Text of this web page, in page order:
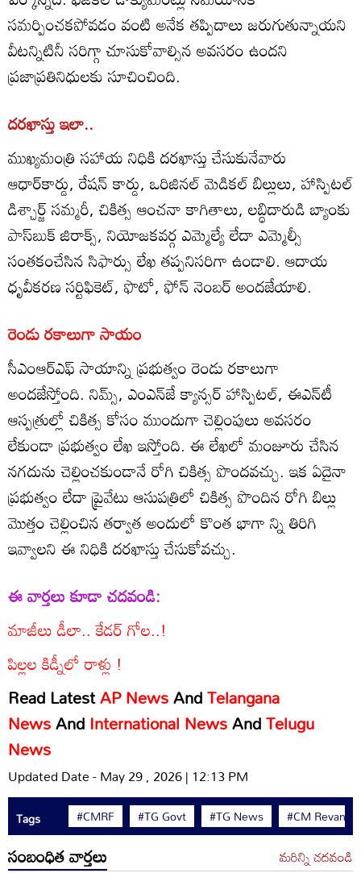
సమర్పించకపోవడం వంటి అనేక తప్పిదాలు జరుగుతున్నాయని
వీటన్నిటినీ సరిగ్గా చూసుకోవాల్సిన అవసరం ఉందని
ప్రజాప్రతినిధులకు సూచించింది.
దరఖాస్తు ఇలా..
ముఖ్యమంత్రి సహాయ నిధికి దరఖాస్తు చేసుకునేవారు
ఆధార్‌కార్డు, రేషన్‌ కార్డు, ఒరిజినల్‌ మెడికల్‌ బిల్లులు, హాస్పిటల్‌
డిశ్చార్జ్‌ సమ్మరీ, చికిత్స ఆంచనా కాగితాలు, లబ్ధిదారుడి బ్యాంకు
పాస్‌బుక్‌ జిరాక్స్‌, నియోజకవర్గ ఎమ్మెల్యే లేదా ఎమ్మెల్సీ
సంతకంచేసిన సిఫార్సు లేఖ తప్పనిసరిగా ఉండాలి. ఆదాయ
ధృవీకరణ సర్టిఫికెట్‌, ఫొటో, ఫోన్‌ నెంబర్‌ అందజేయాలి.
రెండు రకాలుగా సాయం
సీఎంఆర్‌ఎఫ్‌ సాయాన్ని ప్రభుత్వం రెండు రకాలుగా
అందజేస్తోంది. నిమ్స్‌, ఎంఎన్‌జే క్యాన్సర్‌ హాస్పిటల్‌, ఈఎన్‌టీ
ఆస్పత్రుల్లో చికిత్స కోసం ముందుగా చెల్లింపులు అవసరం
లేకుండా ప్రభుత్వం లేఖ ఇస్తోంది. ఈ లేఖలో మంజూరు చేసిన
నగదును చెల్లించకుండానే రోగి చికిత్స పొందవచ్చు. ఇక ఏదైనా
ప్రభుత్వం లేదా ప్రైవేటు ఆసుపత్రిలో చికిత్స పొందిన రోగి బిల్లు
మొత్తం చెల్లించిన తర్వాత అందులో కొంత భాగా న్ని తిరిగి
ఇవ్వాలని ఈ నిధికి దరఖాస్తు చేసుకోవచ్చు.
ఈ వార్తలు కూడా చదవండి:
మాజీలు డీలా.. కేడర్‌ గోల..!
పిల్లల కిడ్నీలో రాళ్లు !
Read LatestAP NewsAndTelangana
NewsAnd International NewsAndTelugu
News
Updated Date - May 29 , 2026 | 12:13 PM
Tags #CMRF #TG Govt #TG News #CM Revanth
సంబంధిత వార్తలు మరిన్ని చదవండి